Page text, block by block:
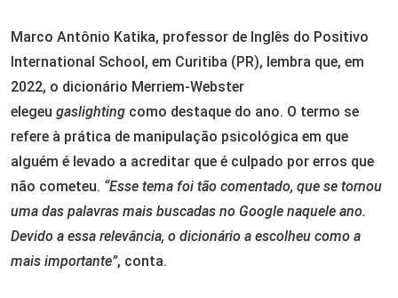
Marco Antônio Katika, professor de Inglês do Positivo
International School, em Curitiba (PR), lembra que, em
2022, o dicionário Merriem-Webster
elegeu gaslighting como destaque do ano. O termo se
refere à prática de manipulação psicológica em que
alguém é levado a acreditar que é culpado por erros que
não cometeu. “Esse tema foi tão comentado, que se tornou
uma das palavras mais buscadas no Google naquele ano.
Devido a essa relevância, o dicionário a escolheu como a
mais importante”, conta.